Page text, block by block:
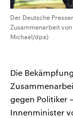
Der Deutsche
Zusammenarbeit
Michael/dpa)
Die
gegen Politiker
Innenminister